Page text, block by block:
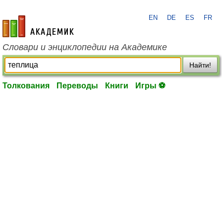
academic.ru
EN DE ES FR
Словари и энциклопедии на Академике
Найти!
Толкования Переводы Книги Игры ⚽